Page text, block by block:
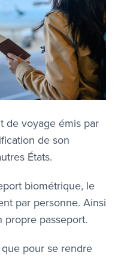
de voyage émis par
de son
États.
biométrique, le
par personne. Ainsi
propre passeport.
pour se rendre